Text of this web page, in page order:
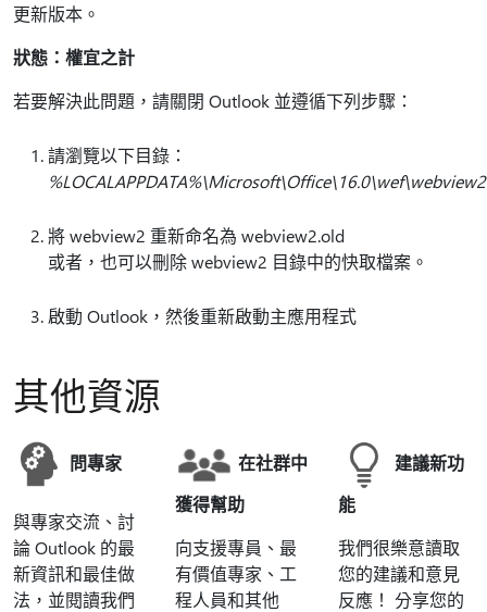
更新版本。
狀態：權宜之計
若要解決此問題，請關閉 Outlook 並遵循下列步驟：
請瀏覽以下目錄：
%LOCALAPPDATA%\Microsoft\Office\16.0\wef\webview2
將 webview2 重新命名為 webview2.old
或者，也可以刪除 webview2 目錄中的快取檔案。
啟動 Outlook，然後重新啟動主應用程式
其他資源
問專家
與專家交流、討
論 Outlook 的最
新資訊和最佳做
法，並閱讀我們
在社群中
獲得幫助
向支援專員、最
有價值專家、工
程人員和其他
建議新功
能
我們很樂意讀取
您的建議和意見
反應！ 分享您的